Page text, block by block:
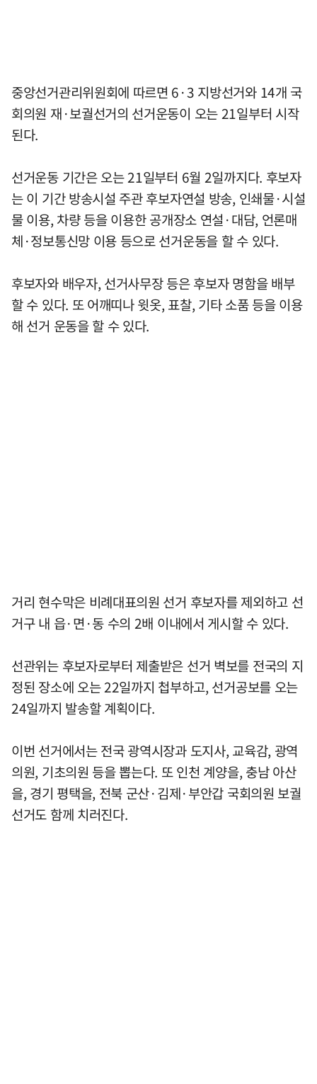
중앙선거관리위원회에 따르면 6·3 지방선거와 14개 국
회의원 재·보궐선거의 선거운동이 오는 21일부터 시작
된다.
선거운동 기간은 오는 21일부터 6월 2일까지다. 후보자
는 이 기간 방송시설 주관 후보자연설 방송, 인쇄물·시설
물 이용, 차량 등을 이용한 공개장소 연설·대담, 언론매
체·정보통신망 이용 등으로 선거운동을 할 수 있다.
후보자와 배우자, 선거사무장 등은 후보자 명함을 배부
할 수 있다. 또 어깨띠나 윗옷, 표찰, 기타 소품 등을 이용
해 선거 운동을 할 수 있다.
거리 현수막은 비례대표의원 선거 후보자를 제외하고 선
거구 내 읍·면·동 수의 2배 이내에서 게시할 수 있다.
선관위는 후보자로부터 제출받은 선거 벽보를 전국의 지
정된 장소에 오는 22일까지 첩부하고, 선거공보를 오는
24일까지 발송할 계획이다.
이번 선거에서는 전국 광역시장과 도지사, 교육감, 광역
의원, 기초의원 등을 뽑는다. 또 인천 계양을, 충남 아산
을, 경기 평택을, 전북 군산·김제·부안갑 국회의원 보궐
선거도 함께 치러진다.